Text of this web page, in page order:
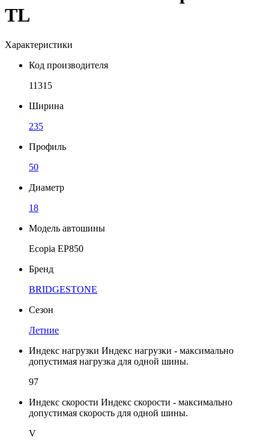
TL
Характеристики
Код производителя
11315
Ширина
235
Профиль
50
Диаметр
18
Модель автошины
Ecopia EP850
Бренд
BRIDGESTONE
Сезон
Летние
Индекс нагрузки Индекс нагрузки - максимально
допустимая нагрузка для одной шины.
97
Индекс скорости Индекс скорости - максимально
допустимая скорость для одной шины.
V